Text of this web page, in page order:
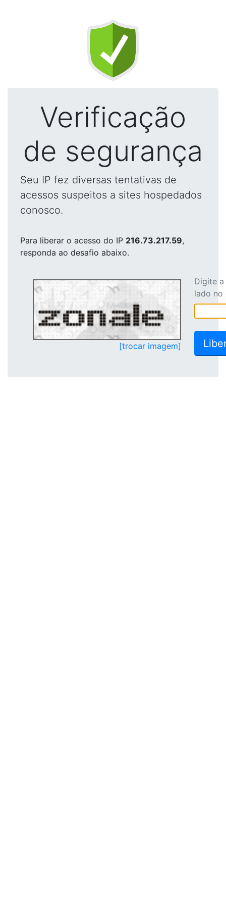
Verificação
de segurança
Seu IP fez diversas tentativas de
acessos suspeitos a sites hospedados
conosco.
Para liberar o acesso do IP 216.73.217.59,
responda ao desafio abaixo.
[trocar imagem]
Digite
lado no